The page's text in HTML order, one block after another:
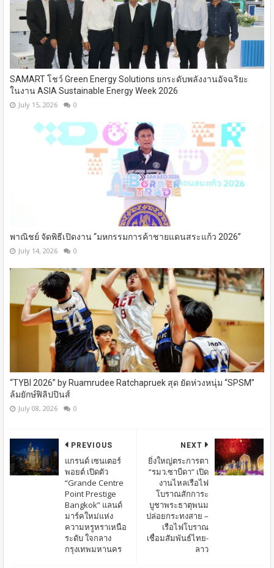
SAMART โชว์ Green Energy Solutions ยกระดับพลังงานอัจฉริยะ
ในงาน ASIA Sustainable Energy Week 2026
July 15, 2026 0
พาณิชย์ จัดพิธีเปิดงาน “มหกรรมการค้าชายแดนสระแก้ว 2026”
July 14, 2026 0
“TYBI 2026” by Ruamrudee Ratchapruek สุด ยัดห่วงหนุ่ม “SPSM”
ล้มยักษ์ฟิลิปปินส์
July 08, 2026 0
NEXT
ยิ่งใหญ่ตระการตา
“รมว.ซาบีดา” เปิด
งานไหลเรือไฟ
โบราณสักการะ
บูชาพระธาตุพนม
ปล่อยกระทงสาย –
เรือไฟโบราณ
เชื่อมสัมพันธ์ไทย-
ลาว
PREVIOUS
แกรนด์ เซนเตอร์
พอยต์ เปิดตัว
“Grande Centre
Point Prestige
Bangkok” แลนด์
มาร์คใหม่แห่ง
ความหรูหราเหนือ
ระดับ ใจกลาง
กรุงเทพมหานคร